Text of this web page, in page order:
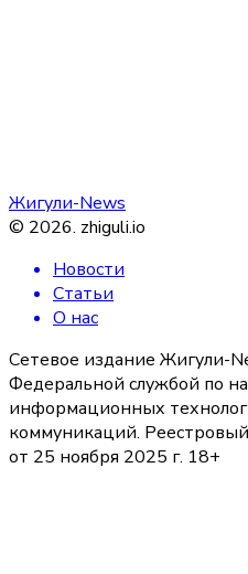
Жигули-News
© 2026. zhiguli.io
Новости
Статьи
О нас
Сетевое издание Жигули-
Федеральной службой по
информационных
коммуникаций.
от 25 ноября 2025 г. 18+